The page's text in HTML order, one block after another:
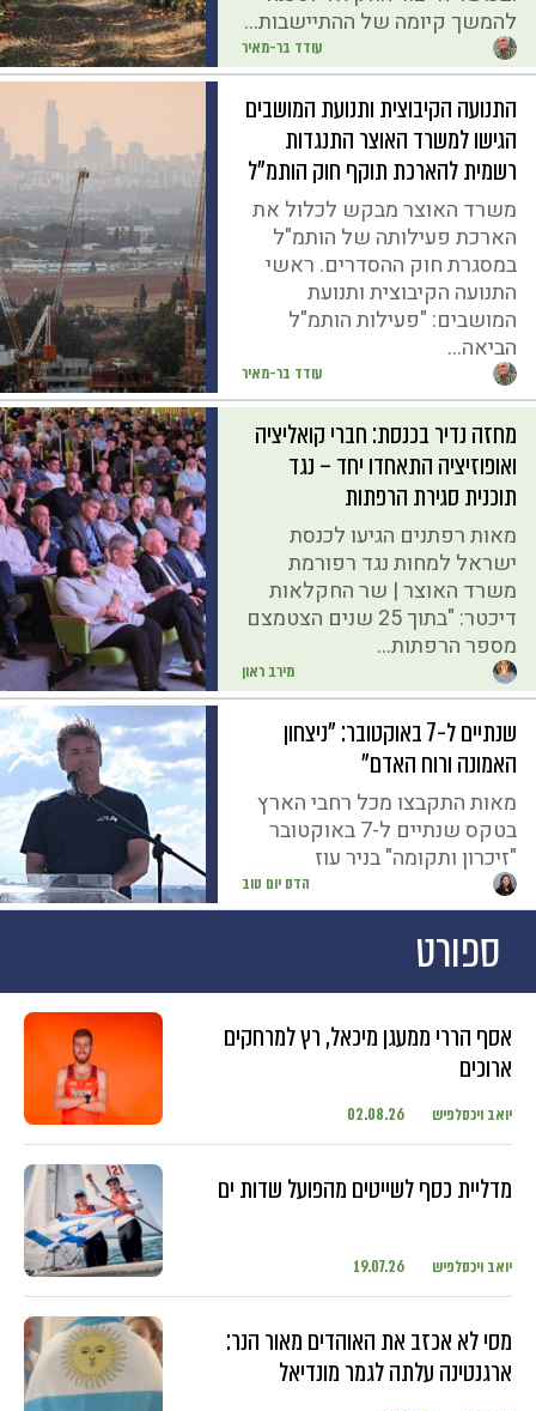
עודד בר-מאיר
להמשך קיומה של ההתיישבות...
עודד בר-מאיר
התנועה הקיבוצית ותנועת המושבים
הגישו למשרד האוצר התנגדות
רשמית להארכת תוקף חוק הותמ"ל
משרד האוצר מבקש לכלול את
הארכת פעילותה של הותמ"ל
במסגרת חוק ההסדרים. ראשי
התנועה הקיבוצית ותנועת
המושבים: "פעילות הותמ"ל
הביאה...
מירב ראון
מחזה נדיר בכנסת: חברי קואליציה
ואופוזיציה התאחדו יחד – נגד
תוכנית סגירת הרפתות
מאות רפתנים הגיעו לכנסת
ישראל למחות נגד רפורמת
משרד האוצר | שר החקלאות
דיכטר: "בתוך 25 שנים הצטמצם
מספר הרפתות...
הדס יום טוב
שנתיים ל-7 באוקטובר: "ניצחון
האמונה ורוח האדם"
מאות התקבצו מכל רחבי הארץ
בטקס שנתיים ל-7 באוקטובר
"זיכרון ותקומה" בניר עוז
ספורט
אסף הררי ממעגן מיכאל, רץ למרחקים
ארוכים
יואב ויכסלפיש 02.08.26
מדליית כסף לשייטים מהפועל שדות ים
יואב ויכסלפיש 19.07.26
מסי לא אכזב את האוהדים מאור הנר:
ארגנטינה עלתה לגמר מונדיאל